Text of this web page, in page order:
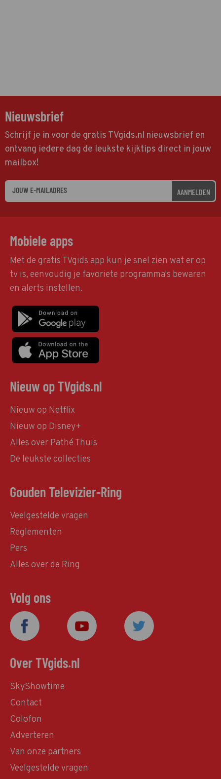
Nieuwsbrief
Schrijf je in voor de gratis TVgids.nl nieuwsbrief en
ontvang iedere dag de leukste kijktips direct in jouw
mailbox!
AANMELDEN
Mobiele apps
Met de gratis TVgids app kun je snel zien wat er op
tv is, eenvoudig je favoriete programma's bewaren
en alerts instellen.
Nieuw op TVgids.nl
Nieuw op Netflix
Nieuw op Disney+
Alles over Pathé Thuis
De leukste collecties
Gouden Televizier-Ring
Veelgestelde vragen
Reglementen
Pers
Alles over de Ring
Volg ons
Over TVgids.nl
SkyShowtime
Contact
Colofon
Adverteren
Van onze partners
Veelgestelde vragen